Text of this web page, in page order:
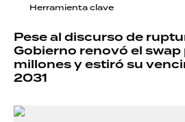
Herramienta clave
Pese al discurso de
Gobierno renovó el
millones y estiró su
2031